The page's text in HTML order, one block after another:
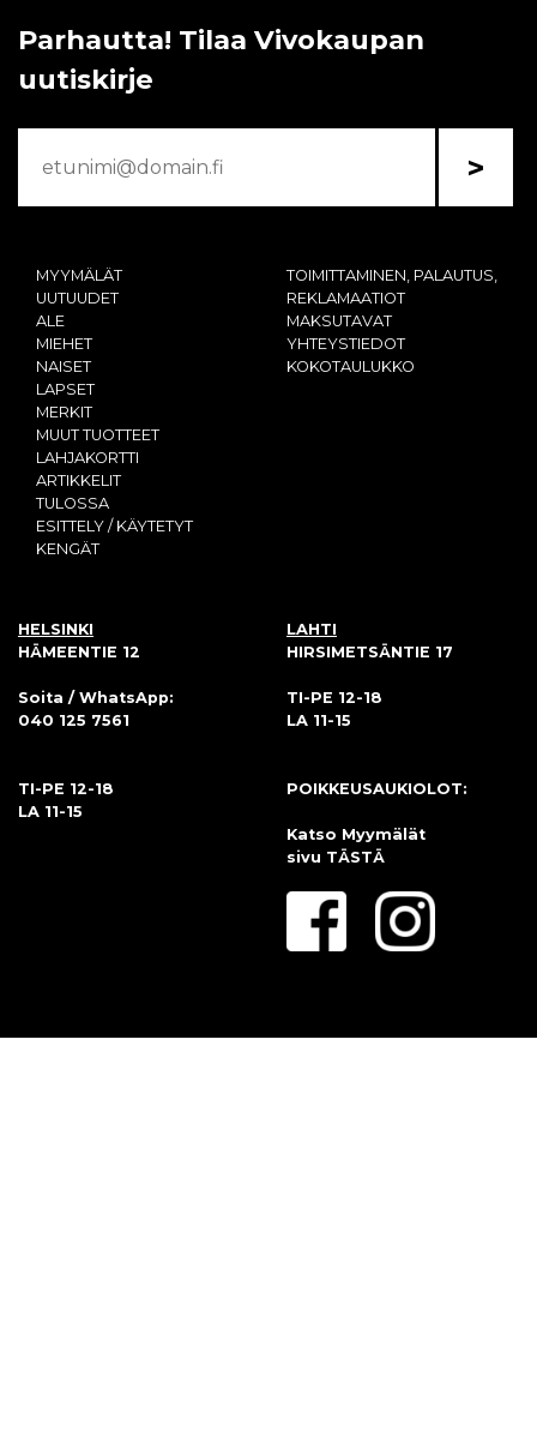
Parhautta! Tilaa Vivokaupan
uutiskirje
>
MYYMÄLÄT
UUTUUDET
ALE
MIEHET
NAISET
LAPSET
MERKIT
MUUT TUOTTEET
LAHJAKORTTI
ARTIKKELIT
TULOSSA
ESITTELY / KÄYTETYT
KENGÄT
TOIMITTAMINEN, PALAUTUS,
REKLAMAATIOT
MAKSUTAVAT
YHTEYSTIEDOT
KOKOTAULUKKO
HELSINKI
HÄMEENTIE 12
Soita / WhatsApp:
040 125 7561
TI-PE 12-18
LA 11-15
LAHTI
HIRSIMETSÄNTIE 17
TI-PE 12-18
LA 11-15
POIKKEUSAUKIOLOT:
Katso Myymälät
sivu TÄSTÄ